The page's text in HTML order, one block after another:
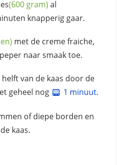
(600 gram) al
knapperig gaar.
met de creme fraiche,
naar smaak toe.
van de kaas door de
geheel nog
1 minuut.
of diepe borden en
kaas.